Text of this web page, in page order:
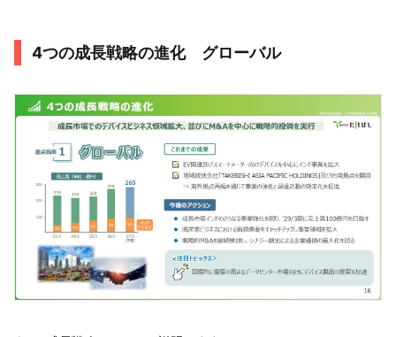
4つの成長戦略の進化 グローバル